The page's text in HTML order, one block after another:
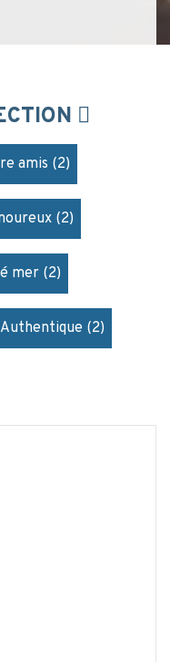
amis (2)
(2)
mer (2)
Authentique (2)